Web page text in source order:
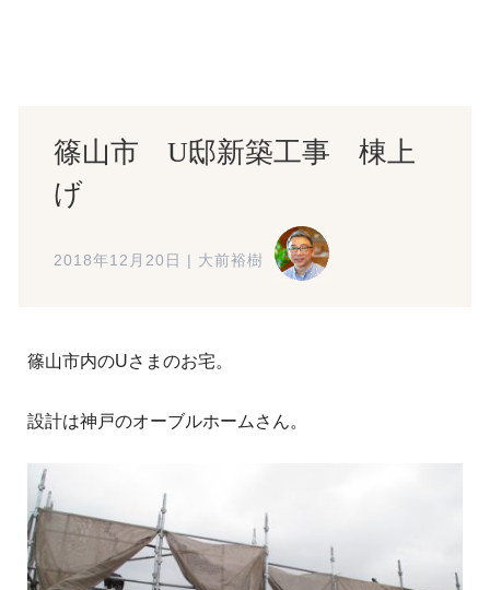
篠山市 U邸新築工事 棟上
げ
2018年12月20日 大前裕樹
篠山市内のUさまのお宅。
設計は神戸のオーブルホームさん。